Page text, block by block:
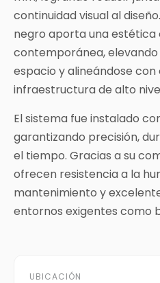
continuidad visual al
negro aporta una estética
contemporánea,
espacio y alineándose
infraestructura de alto
El sistema fue instalado
garantizando precisión,
el tiempo. Gracias a su
ofrecen resistencia a la
mantenimiento y
entornos exigentes como
UBICACIÓN